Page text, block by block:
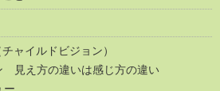
ャイルドビジョン）
見え方の違いは感じ方の違い
ー